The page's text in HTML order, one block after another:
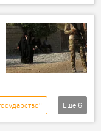
Еще 6